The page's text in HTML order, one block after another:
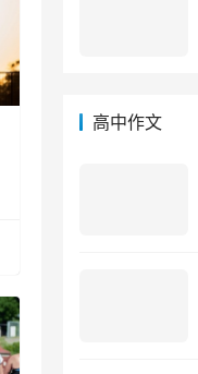
高中作文